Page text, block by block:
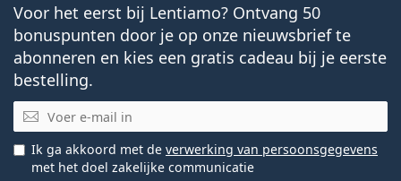
Voor het eerst bij Lentiamo? Ontvang 50
bonuspunten door je op onze nieuwsbrief te
abonneren en kies een gratis cadeau bij je eerste
bestelling.
E-mail
Ik ga akkoord met de verwerking van persoonsgegevens
met het doel zakelijke communicatie